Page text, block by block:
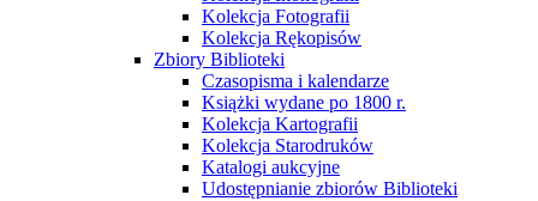
Kolekcja Fotografii
Kolekcja Rękopisów
Zbiory Biblioteki
Czasopisma i kalendarze
Książki wydane po 1800 r.
Kolekcja Kartografii
Kolekcja Starodruków
Katalogi aukcyjne
Udostępnianie zbiorów Biblioteki